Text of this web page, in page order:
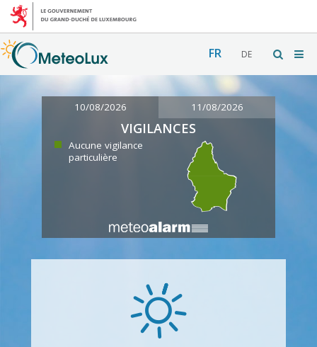
FR DE
10/08/2026 11/08/2026
VIGILANCES
Aucune vigilance
particulière